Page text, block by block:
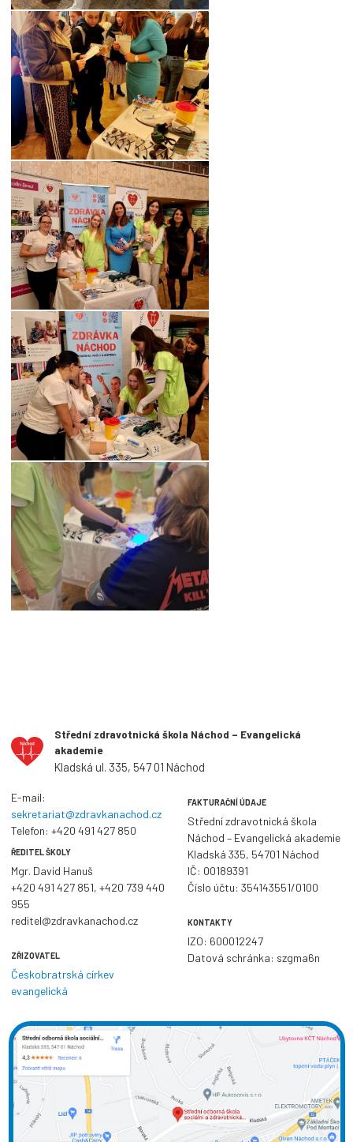
Střední zdravotnická škola Náchod – Evangelická
akademie
Kladská ul. 335, 547 01 Náchod
E-mail:
sekretariat@zdravkanachod.cz
Telefon: +420 491 427 850
ŘEDITEL ŠKOLY
Mgr. David Hanuš
+420 491 427 851, +420 739 440
955
reditel@zdravkanachod.cz
ZŘIZOVATEL
Českobratrská církev
evangelická
FAKTURAČNÍ ÚDAJE
Střední zdravotnická škola
Náchod – Evangelická akademie
Kladská 335, 54701 Náchod
IČ: 00189391
Číslo účtu: 354143551/0100
KONTAKTY
IZO: 600012247
Datová schránka: szgma6n